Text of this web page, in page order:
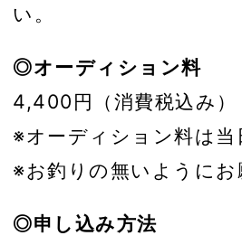
い。
◎オーディション料
4,400円（消費税込み）
※オーディション料は当
※お釣りの無いようにお
◎申し込み方法